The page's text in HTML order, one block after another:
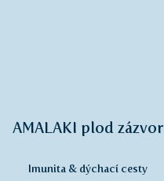
AMALAKI plod zázvor
Imunita & dýchací cesty